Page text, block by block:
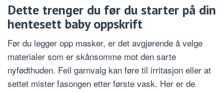
Dette trenger du før du starter på din
hentesett baby oppskrift
Før du legger opp masker, er det avgjørende å velge
materialer som er skånsomme mot den sarte
nyfødthuden. Feil garnvalg kan føre til irritasjon eller at
settet mister fasongen etter første vask. Her er de